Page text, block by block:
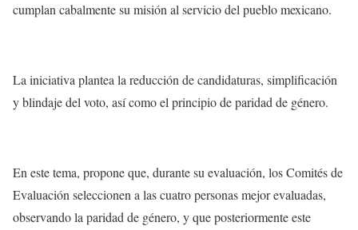
cumplan cabalmente su misión al servicio del pueblo mexicano.
La iniciativa plantea la reducción de candidaturas, simplificación
y blindaje del voto, así como el principio de paridad de género.
En este tema, propone que, durante su evaluación, los Comités de
Evaluación seleccionen a las cuatro personas mejor evaluadas,
observando la paridad de género, y que posteriormente este